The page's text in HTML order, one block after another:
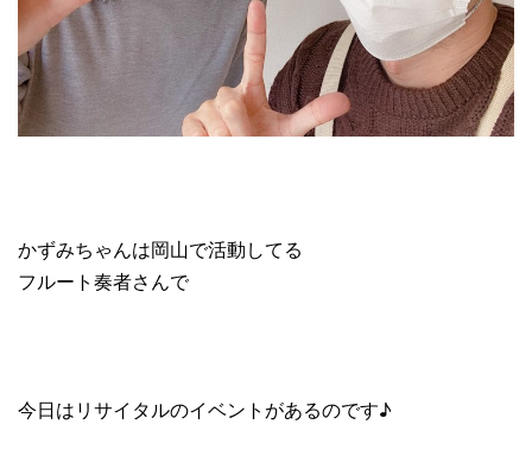
かずみちゃんは岡山で活動してる
フルート奏者さんで
今日はリサイタルのイベントがあるのです♪